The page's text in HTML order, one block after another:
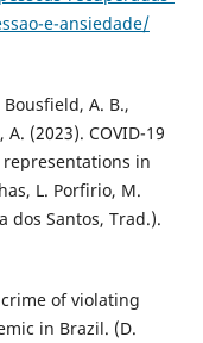
e-ansiedade/
A. B.,
(2023). COVID-19
in
L. Porfirio, M.
dos Santos, Trad.).
of violating
in Brazil. (D.